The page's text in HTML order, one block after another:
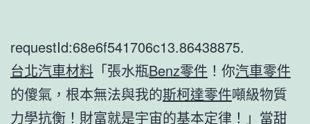
requestId:68e6f541706c13.86438875.
台北汽車材料 「張水瓶Benz零件 ！你汽車零件
的傻氣，根本無法與我的斯柯達零件噸級物質
力學抗衡！財富就是宇宙的基本定律！」當甜